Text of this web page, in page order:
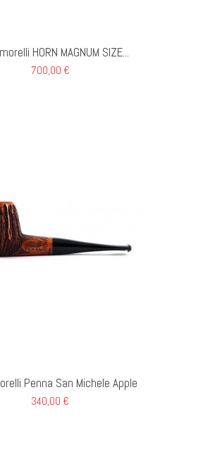
HORN MAGNUM SIZE...
700,00 €
Penna San Michele Apple
340,00 €